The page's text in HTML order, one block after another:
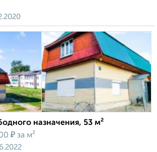
назначения, 53 м²
₽ за м²